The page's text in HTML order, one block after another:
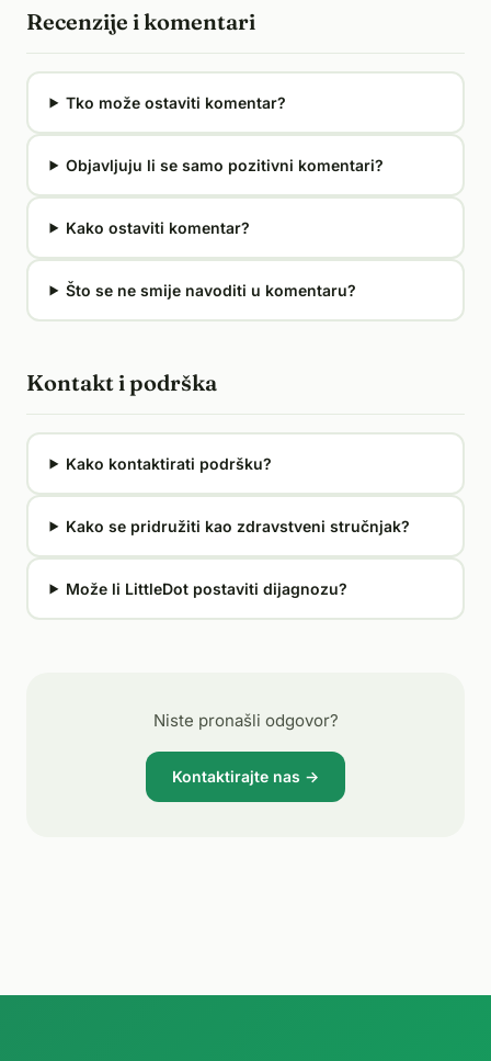
Recenzije i komentari
Tko može ostaviti komentar?
Objavljuju li se samo pozitivni komentari?
Kako ostaviti komentar?
Što se ne smije navoditi u komentaru?
Kontakt i podrška
Kako kontaktirati podršku?
Kako se pridružiti kao zdravstveni stručnjak?
Može li LittleDot postaviti dijagnozu?
Niste pronašli odgovor?
Kontaktirajte nas →